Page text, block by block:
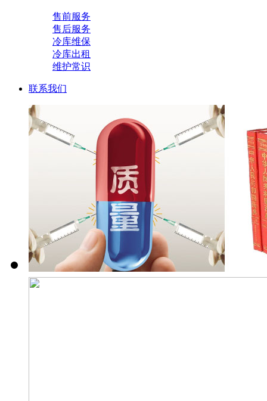
售前服务
售后服务
冷库维保
冷库出租
维护常识
联系我们